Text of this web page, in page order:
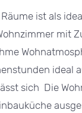
ist als
mit
ideal
sich Die